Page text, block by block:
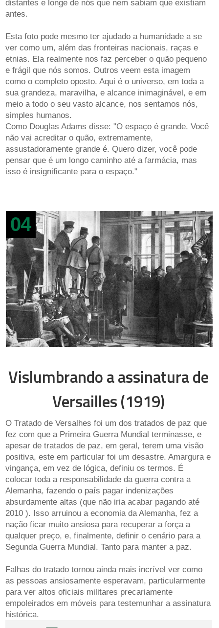
distantes e longe de nós que nem sabiam que existiam
antes.
Esta foto pode mesmo ter ajudado a humanidade a se
ver como um, além das fronteiras nacionais, raças e
etnias. Ela realmente nos faz perceber o quão pequeno
e frágil que nós somos. Outros veem esta imagem
como o completo oposto. Aqui é o universo, em toda a
sua grandeza, maravilha, e alcance inimaginável, e em
meio a todo o seu vasto alcance, nos sentamos nós,
simples humanos.
Como Douglas Adams disse: "O espaço é grande. Você
não vai acreditar o quão, extremamente,
assustadoramente grande é. Quero dizer, você pode
pensar que é um longo caminho até a farmácia, mas
isso é insignificante para o espaço."
04
Vislumbrando a assinatura de
Versailles (1919)
O Tratado de Versalhes foi um dos tratados de paz que
fez com que a Primeira Guerra Mundial terminasse, e
apesar de tratados de paz, em geral, terem uma visão
positiva, este em particular foi um desastre. Amargura e
vingança, em vez de lógica, definiu os termos. É
colocar toda a responsabilidade da guerra contra a
Alemanha, fazendo o país pagar indenizações
absurdamente altas (que não iria acabar pagando até
2010 ). Isso arruinou a economia da Alemanha, fez a
nação ficar muito ansiosa para recuperar a força a
qualquer preço, e, finalmente, definir o cenário para a
Segunda Guerra Mundial. Tanto para manter a paz.
Falhas do tratado tornou ainda mais incrível ver como
as pessoas ansiosamente esperavam, particularmente
para ver altos oficiais militares precariamente
empoleirados em móveis para testemunhar a assinatura
histórica.